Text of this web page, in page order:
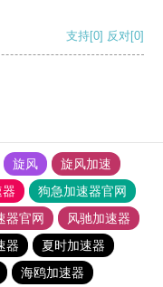
支持[0] 反对[0]
旋风
旋风加速
狗急加速器官网
器官网
风驰加速器
器
夏时加速器
海鸥加速器